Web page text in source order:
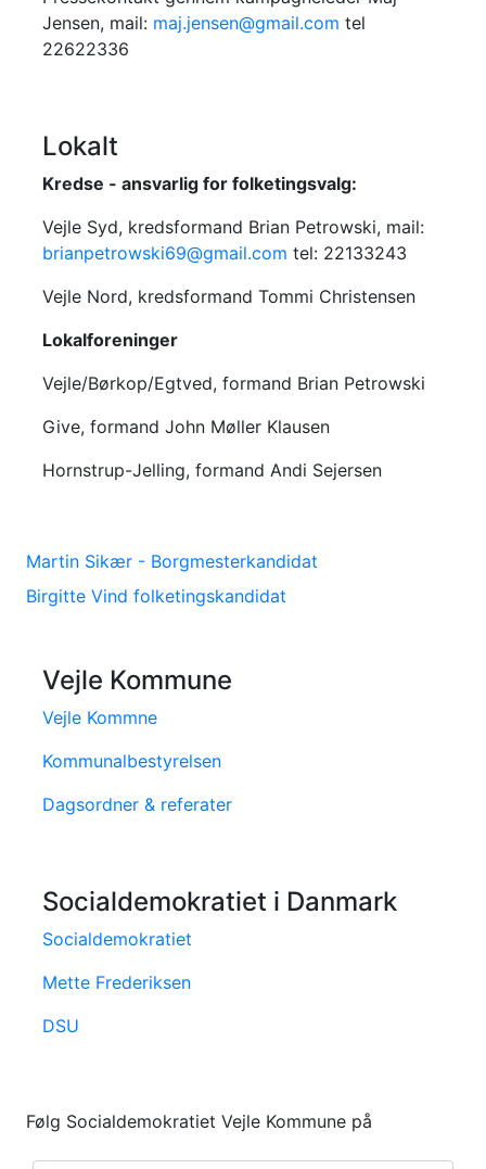
Jensen, mail: maj.jensen@gmail.com tel
22622336
Lokalt
Kredse - ansvarlig for folketingsvalg:
Vejle Syd, kredsformand Brian Petrowski, mail:
brianpetrowski69@gmail.com tel: 22133243
Vejle Nord, kredsformand Tommi Christensen
Lokalforeninger
Vejle/Børkop/Egtved, formand Brian Petrowski
Give, formand John Møller Klausen
Hornstrup-Jelling, formand Andi Sejersen
Martin Sikær - Borgmesterkandidat
Birgitte Vind folketingskandidat
Vejle Kommune
Vejle Kommne
Kommunalbestyrelsen
Dagsordner & referater
Socialdemokratiet i Danmark
Socialdemokratiet
Mette Frederiksen
DSU
Følg Socialdemokratiet Vejle Kommune på